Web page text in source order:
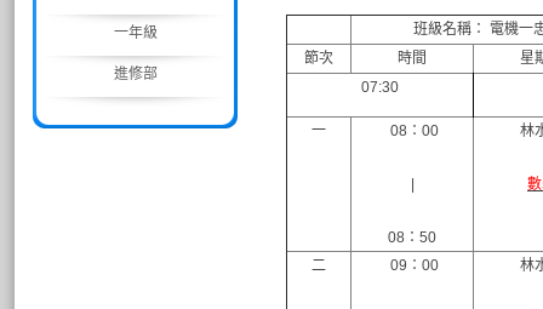
一年級
進修部
班級名稱： 電機一
節次
時間
星
07:30
一 08：00
08：50
林
二 09：00 林